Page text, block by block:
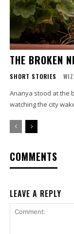
THE BROKEN
SHORT STORIES
Ananya stood at the
watching the city
COMMENTS
LEAVE A REPLY